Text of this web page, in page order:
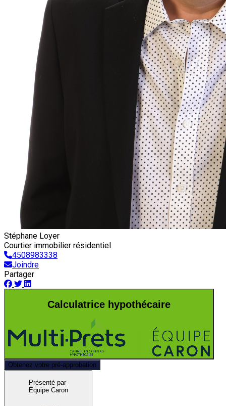
Stéphane Loyer
Courtier immobilier résidentiel
4508983338
Joindre
Partager
Calculatrice hypothécaire
Obtenez votre pré-approbation
Présenté par
Équipe Caron